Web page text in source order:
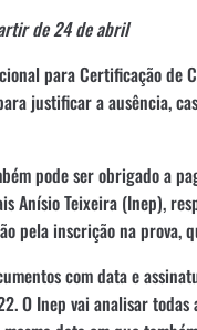
de 24 de abril
para Certificação de
justificar a ausência,
pode ser obrigado a
Anísio Teixeira (Inep),
pela inscrição na prova,
com data e
O Inep vai analisar todas